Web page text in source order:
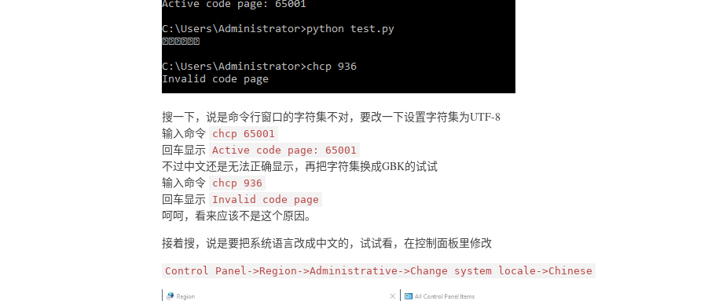
搜一下，说是命令行窗口的字符集不对，要改一下设置字符集为UTF-8
输入命令 chcp 65001
回车显示 Active code page: 65001
不过中文还是无法正确显示，再把字符集换成GBK的试试
输入命令 chcp 936
回车显示 Invalid code page
呵呵，看来应该不是这个原因。
接着搜，说是要把系统语言改成中文的，试试看，在控制面板里修改
Control Panel->Region->Administrative->Change system locale->Chinese